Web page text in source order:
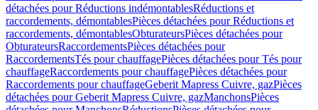
détachées pour Réductions indémontablesRéductions et
raccordements, démontablesPièces détachées pour Réductions et
raccordements, démontablesObturateursPièces détachées pour
ObturateursRaccordementsPièces détachées pour
RaccordementsTés pour chauffagePièces détachées pour Tés pour
chauffageRaccordements pour chauffagePièces détachées pour
Raccordements pour chauffageGeberit Mapress Cuivre, gazPièces
détachées pour Geberit Mapress Cuivre, gazManchonsPièces